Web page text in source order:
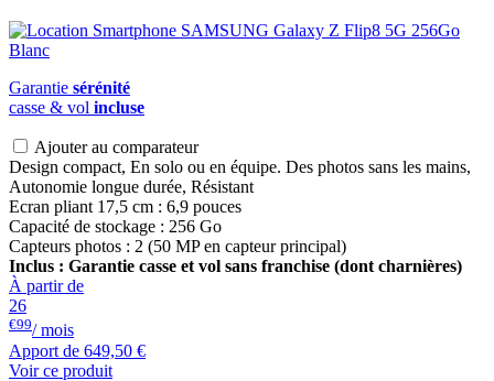
Garantie sérénité
casse & vol incluse
Ajouter au comparateur
Design compact, En solo ou en équipe. Des photos sans les mains,
Autonomie longue durée, Résistant
Ecran pliant 17,5 cm : 6,9 pouces
Capacité de stockage : 256 Go
Capteurs photos : 2 (50 MP en capteur principal)
Inclus : Garantie casse et vol sans franchise (dont charnières)
À partir de
26
€99/ mois
Apport de 649,50 €
Voir ce produit